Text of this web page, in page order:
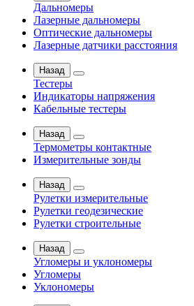
Дальномеры
Лазерные дальномеры
Оптические дальномеры
Лазерные датчики расстояния
Назад
Тестеры
Индикаторы напряжения
Кабельные тестеры
Назад
Термометры контактные
Измерительные зонды
Назад
Рулетки измерительные
Рулетки геодезические
Рулетки строительные
Назад
Угломеры и уклономеры
Угломеры
Уклономеры